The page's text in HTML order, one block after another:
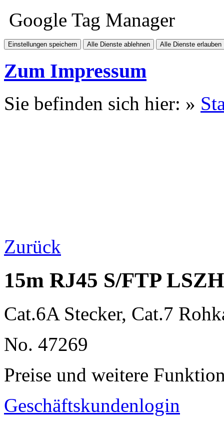
Google Tag Manager
Einstellungen speichern Alle Dienste ablehnen Alle Dienste erlauben
Zum Impressum
Sie befinden sich hier: »
Zurück
15m RJ45 S/FTP
Cat.6A Stecker, Cat.7
No. 47269
Preise und weitere
Geschäftskundenlogin